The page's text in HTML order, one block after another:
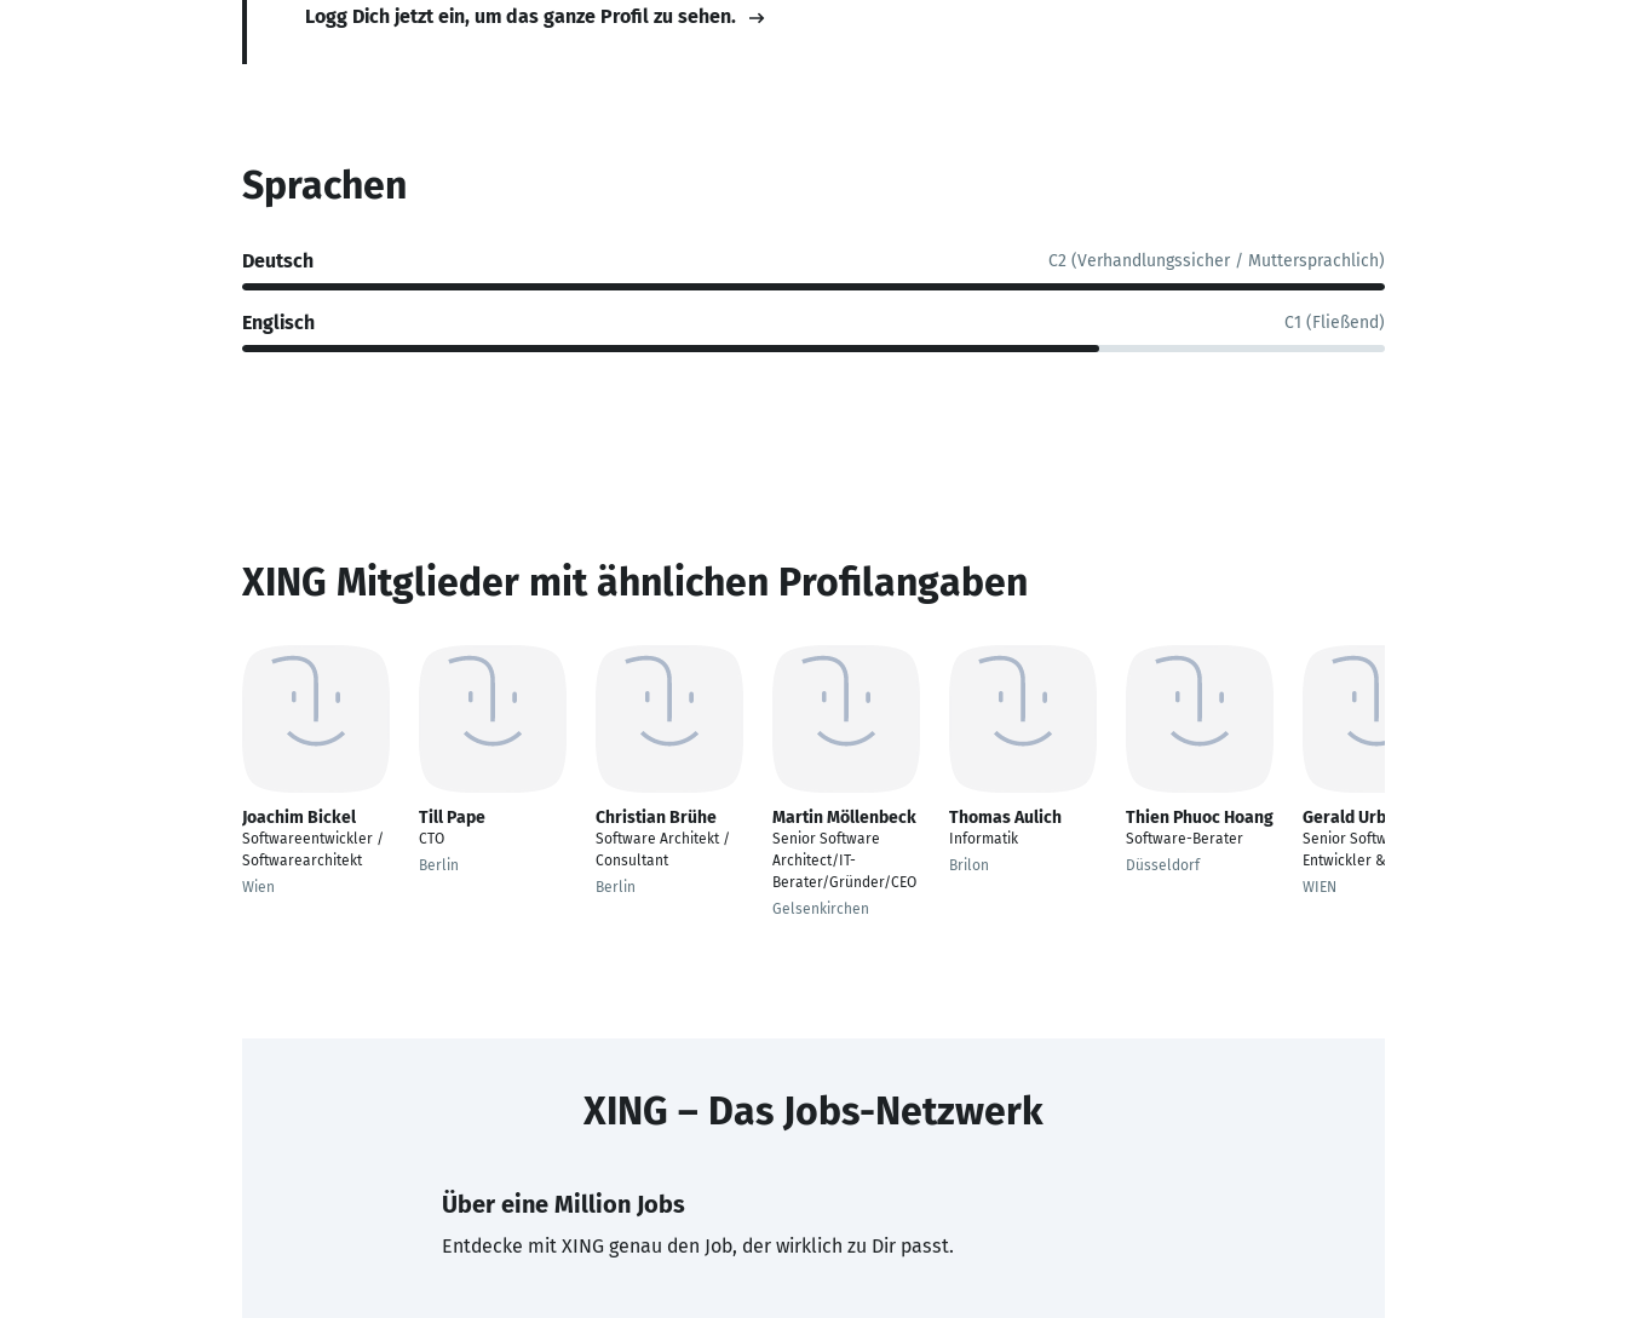
Logg Dich jetzt ein, um das ganze Profil zu sehen.
Sprachen
Deutsch C2 (Verhandlungssicher / Muttersprachlich)
Englisch C1 (Fließend)
XING Mitglieder mit ähnlichen Profilangaben
Joachim Bickel
Softwareentwickler /
Softwarearchitekt
Wien
Till Pape
CTO
Berlin
Christian Brühe
Software Architekt /
Consultant
Berlin
Martin Möllenbeck
Senior Software
Architect/IT-
Berater/Gründer/CEO
Gelsenkirchen
Thomas Aulich
Informatik
Brilon
Thien Phuoc Hoang
Software-Berater
Düsseldorf
Gerald Urbas
Senior Software
Entwickler & Berater
WIEN
XING – Das Jobs-Netzwerk
Über eine Million Jobs
Entdecke mit XING genau den Job, der wirklich zu Dir passt.